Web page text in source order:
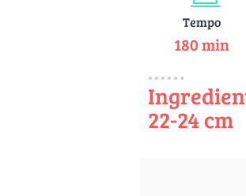
Tempo
180 min
22-24 cm